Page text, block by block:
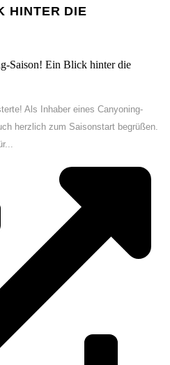
HINTER DIE
Als Inhaber eines Canyoning-
herzlich zum Saisonstart begrüßen.